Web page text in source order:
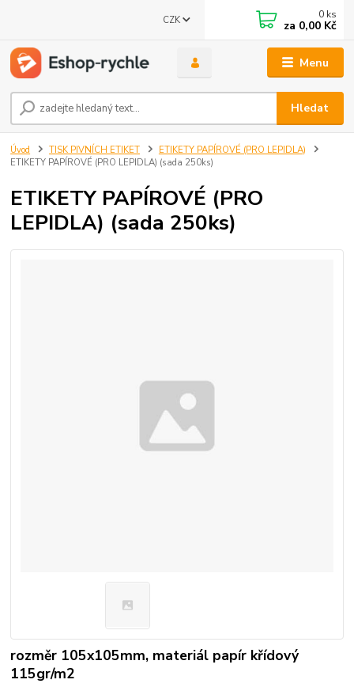
Menu
CZK
Hledat
0 ks
za 0,00 Kč
Úvod TISK PIVNÍCH ETIKET
ETIKETY PAPÍROVÉ (PRO LEPIDLA)
ETIKETY PAPÍROVÉ (PRO LEPIDLA) (sada 250ks)
ETIKETY PAPÍROVÉ (PRO
LEPIDLA) (sada 250ks)
rozměr 105x105mm, materiál papír křídový
115gr/m2